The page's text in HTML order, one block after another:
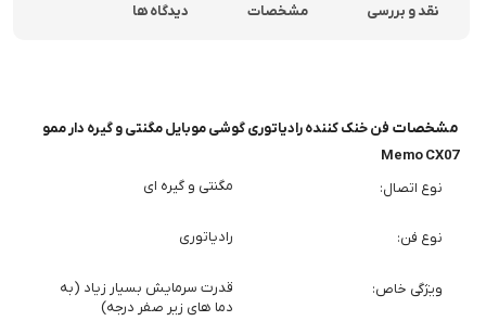
نقد و بررسی مشخصات دیدگاه ها
مشخصات فن خنک کننده رادیاتوری گوشی موبایل مگنتی و گیره دار ممو
Memo CX07
نوع اتصال
مگنتی و گیره ای
نوع فن رادیاتوری
ویژگی خاص
قدرت سرمایش بسیار زیاد (به
دما های زیر صفر درجه)